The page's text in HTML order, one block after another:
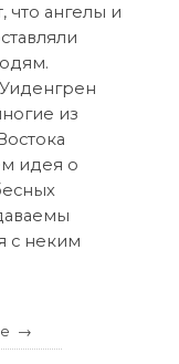
что ангелы и
из
идея о
с неким
→